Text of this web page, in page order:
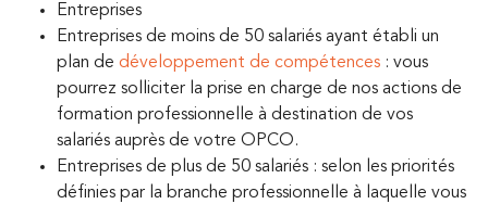
Entreprises
Entreprises de moins de 50 salariés ayant établi un
plan de développement de compétences : vous
pourrez solliciter la prise en charge de nos actions de
formation professionnelle à destination de vos
salariés auprès de votre OPCO.
Entreprises de plus de 50 salariés : selon les priorités
définies par la branche professionnelle à laquelle vous